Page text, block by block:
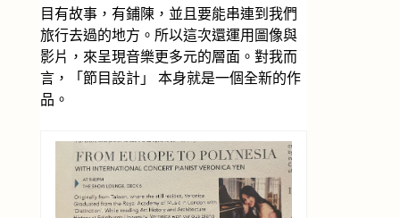
目有故事，有鋪陳，並且要能串連到我們
旅行去過的地方。所以這次還運用圖像與
影片，來呈現音樂更多元的層面。對我而
言，「節目設計」 本身就是一個全新的作
品。